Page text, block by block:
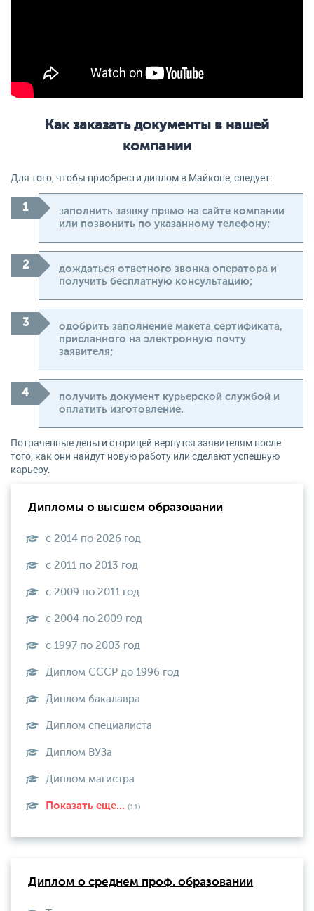
Как заказать документы в нашей
компании
Для того, чтобы приобрести диплом в Майкопе, следует:
заполнить заявку прямо на сайте компании
или позвонить по указанному телефону;
дождаться ответного звонка оператора и
получить бесплатную консультацию;
одобрить заполнение макета сертификата,
присланного на электронную почту
заявителя;
получить документ курьерской службой и
оплатить изготовление.
Потраченные деньги сторицей вернутся заявителям после
того, как они найдут новую работу или сделают успешную
карьеру.
Дипломы о высшем образовании
с 2014 по 2026 год
с 2011 по 2013 год
с 2009 по 2011 год
с 2004 по 2009 год
с 1997 по 2003 год
Диплом СССР до 1996 год
Диплом бакалавра
Диплом специалиста
Диплом ВУЗа
Диплом магистра
Показать еще... (11)
Диплом о среднем проф. образовании